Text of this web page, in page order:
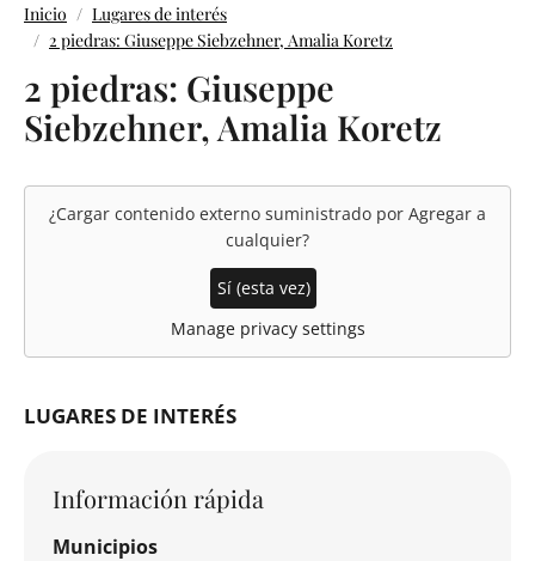
Inicio
Lugares de interés
2 piedras: Giuseppe Siebzehner, Amalia Koretz
2 piedras: Giuseppe
Siebzehner, Amalia Koretz
¿Cargar contenido externo suministrado por Agregar a
cualquier?
Sí (esta vez)
Manage privacy settings
LUGARES DE INTERÉS
Información rápida
Municipios